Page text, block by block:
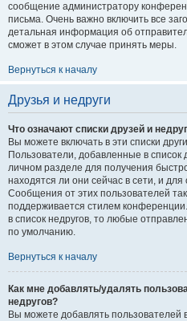
сообщение администратору
письма. Очень важно включить все
детальная информация об
сможет в этом случае принять меры.
Вернуться к началу
Друзья и недруги
Что означают списки друзей и
Вы можете включать в эти списки
Пользователи, добавленные в список
личном разделе для получения
находятся ли они сейчас в сети, и
Сообщения от этих пользователей
поддерживается стилем
в список недругов, то любые
по умолчанию.
Вернуться к началу
Как мне добавлять/удалять
недругов?
Вы можете добавлять пользователей